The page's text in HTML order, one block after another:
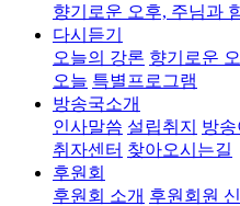
향기로운 오후, 주님과
다시듣기
오늘의 강론 향기로운
오늘 특별프로그램
방송국소개
인사말씀 설립취지 방송
취자센터 찾아오시는길
후원회
후원회 소개 후원회원